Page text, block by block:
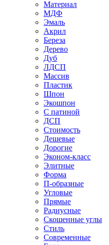
Материал
МДФ
Эмаль
Акрил
Береза
Дерево
Дуб
ЛДСП
Массив
Пластик
Шпон
Экошпон
С патиной
ДСП
Стоимость
Дешевые
Дорогие
Эконом-класс
Элитные
Форма
П-образные
Угловые
Прямые
Радиусные
Скошенные углы
Стиль
Современные